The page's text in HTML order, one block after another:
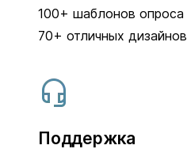
100+ шаблонов опроса
70+ отличных дизайнов
Поддержка